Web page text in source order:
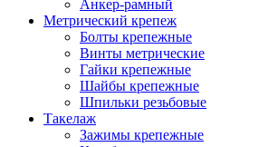
Анкер-рамный
Метрический крепеж
Болты крепежные
Винты метрические
Гайки крепежные
Шайбы крепежные
Шпильки резьбовые
Такелаж
Зажимы крепежные